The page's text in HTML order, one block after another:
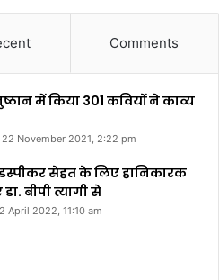
Comments
में किया 301 कवियों ने काव्य
22 November 2021, 2:22 pm
सेहत के लिए हानिकारक
बीपी त्यागी से
April 2022, 11:10 am